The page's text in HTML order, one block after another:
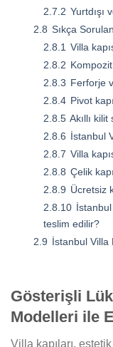
2.7.2 Yurtdışı
2.8 Sıkça
2.8.1 Villa
2.8.2
2.8.3 Ferforje
2.8.4 Pivot
2.8.5 Akıllı
2.8.6 İstanbul
2.8.7 Villa
2.8.8 Çelik
2.8.9 Ücretsiz
2.8.10
teslim edilir?
2.9 İstanbul Villa
Gösterişli
Modelleri ile
Villa kapıları,